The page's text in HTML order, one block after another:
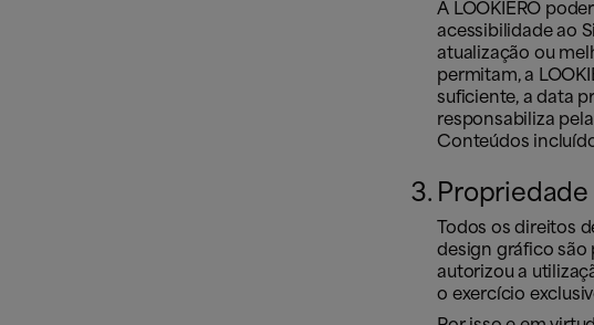
A LOOKIERO
acessibilidade ao
atualização ou
permitam, a
suficiente, a data
responsabiliza
Conteúdos
Todos os direitos
design gráfico são
autorizou a
o exercício